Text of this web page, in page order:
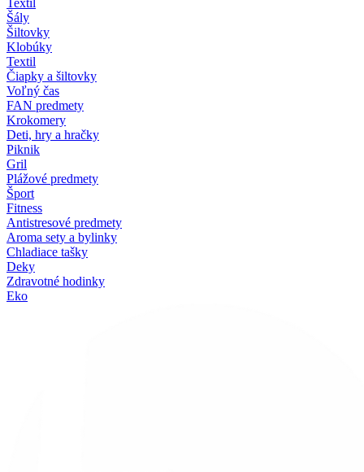
Textil
Šály
Šiltovky
Klobúky
Textil
Čiapky a šiltovky
Voľný čas
FAN predmety
Krokomery
Deti, hry a hračky
Piknik
Gril
Plážové predmety
Šport
Fitness
Antistresové predmety
Aroma sety a bylinky
Chladiace tašky
Deky
Zdravotné hodinky
Eko